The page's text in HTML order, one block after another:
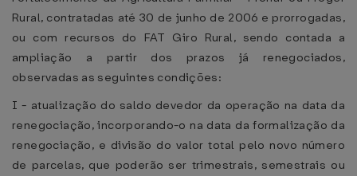
Rural, contratadas até 30 de junho de 2006 e prorrogadas,
ou com recursos do FAT Giro Rural, sendo contada a
ampliação a partir dos prazos já renegociados,
observadas as seguintes condições:
I - atualização do saldo devedor da operação na data da
renegociação, incorporando-o na data da formalização da
renegociação, e divisão do valor total pelo novo número
de parcelas, que poderão ser trimestrais, semestrais ou